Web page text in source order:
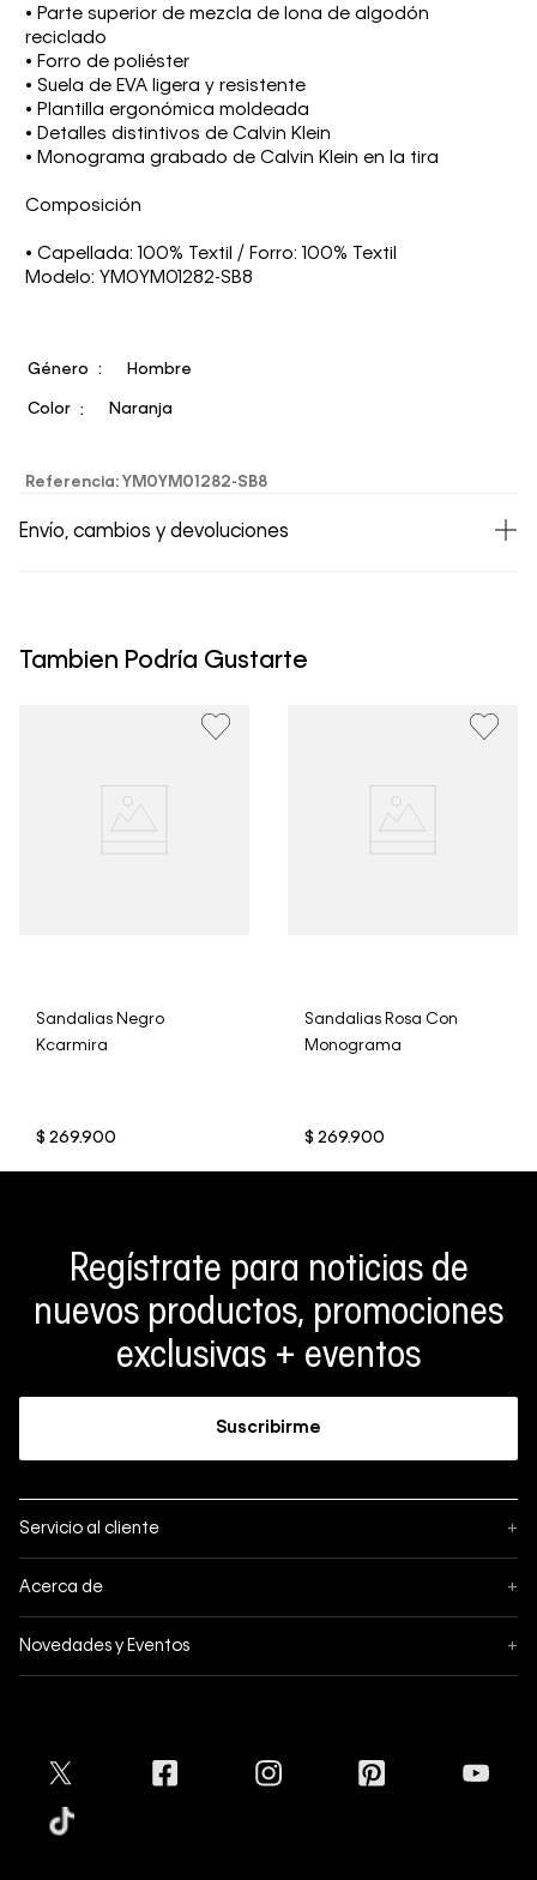
• Parte superior de mezcla de lona de algodón
reciclado
• Forro de poliéster
• Suela de EVA ligera y resistente
• Plantilla ergonómica moldeada
• Detalles distintivos de Calvin Klein
• Monograma grabado de Calvin Klein en la tira
Composición
• Capellada: 100% Textil / Forro: 100% Textil
Modelo: YM0YM01282-SB8
Género Hombre
Color Naranja
Referencia: YM0YM01282-SB8
Envío, cambios y devoluciones
un período de 30 días calendario tras la recepción.
clientes, no aceptamos devoluciones en ropa interior y
Tambien Podría Gustarte
Sandalias Negro
Kcarmira
$ 269.900
Sandalias Rosa Con
Monograma
$ 269.900
Regístrate para noticias de
nuevos productos, promociones
exclusivas + eventos
Suscribirme
Servicio al cliente +
Mis pedidos
Formas de pago
Envíos
Tiendas
Acerca de +
Política de privacidad
Novedades y Eventos +
Cyber Lunes
Mapa del sitio